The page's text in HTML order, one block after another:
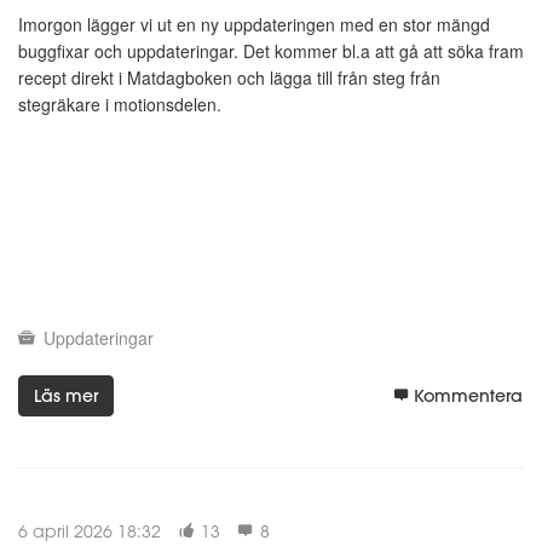
Imorgon lägger vi ut en ny uppdateringen med en stor mängd
buggfixar och uppdateringar. Det kommer bl.a att gå att söka fram
recept direkt i Matdagboken och lägga till från steg från
stegräkare i motionsdelen.
Uppdateringar
Läs mer Kommentera
6 april 2026 18:32 13 8